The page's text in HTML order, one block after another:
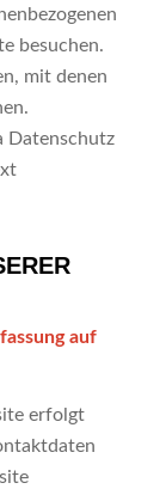
besuchen.
mit denen
Datenschutz
auf
erfolgt